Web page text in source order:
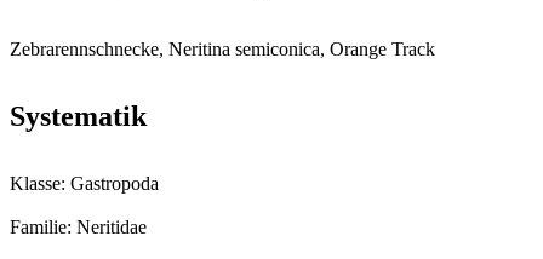
Zebrarennschnecke, Neritina semiconica, Orange Track
Systematik
Klasse: Gastropoda
Familie: Neritidae